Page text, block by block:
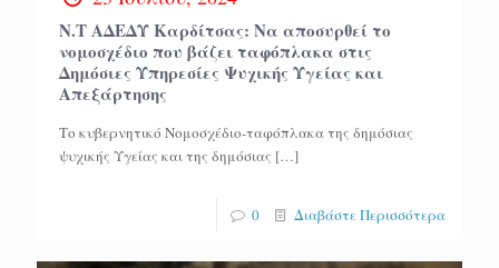
Ν.Τ ΑΔΕΔΥ Καρδίτσας: Να αποσυρθεί το
νομοσχέδιο που βάζει ταφόπλακα στις
Δημόσιες Υπηρεσίες Ψυχικής Υγείας και
Απεξάρτησης
Το κυβερνητικό Νομοσχέδιο-ταφόπλακα της δημόσιας
ψυχικής Υγείας και της δημόσιας […]
0 Διαβάστε Περισσότερα